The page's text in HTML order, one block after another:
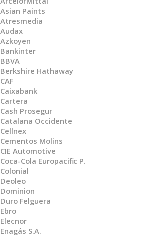
Asian Paints
Atresmedia
Audax
Azkoyen
Bankinter
BBVA
Berkshire Hathaway
CAF
Caixabank
Cartera
Cash Prosegur
Catalana Occidente
Cellnex
Cementos Molins
CIE Automotive
Coca-Cola Europacific P.
Colonial
Deoleo
Dominion
Duro Felguera
Ebro
Elecnor
Enagás S.A.